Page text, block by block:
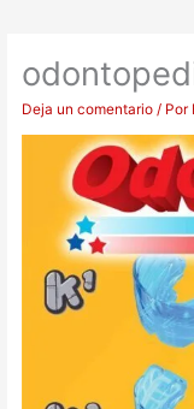
Deja un comentario / Por